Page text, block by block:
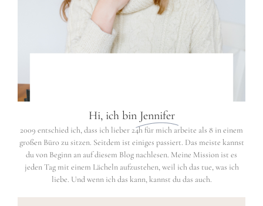
Hi, ich bin Jennifer
2009 entschied ich, dass ich lieber 24h für mich arbeite als 8 in einem
großen Büro zu sitzen. Seitdem ist einiges passiert. Das meiste kannst
du von Beginn an auf diesem Blog nachlesen. Meine Mission ist es
jeden Tag mit einem Lächeln aufzustehen, weil ich das tue, was ich
liebe. Und wenn ich das kann, kannst du das auch.